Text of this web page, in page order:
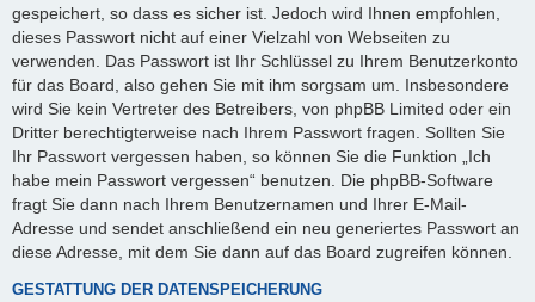
gespeichert, so dass es sicher ist. Jedoch wird Ihnen empfohlen,
dieses Passwort nicht auf einer Vielzahl von Webseiten zu
verwenden. Das Passwort ist Ihr Schlüssel zu Ihrem Benutzerkonto
für das Board, also gehen Sie mit ihm sorgsam um. Insbesondere
wird Sie kein Vertreter des Betreibers, von phpBB Limited oder ein
Dritter berechtigterweise nach Ihrem Passwort fragen. Sollten Sie
Ihr Passwort vergessen haben, so können Sie die Funktion „Ich
habe mein Passwort vergessen“ benutzen. Die phpBB-Software
fragt Sie dann nach Ihrem Benutzernamen und Ihrer E-Mail-
Adresse und sendet anschließend ein neu generiertes Passwort an
diese Adresse, mit dem Sie dann auf das Board zugreifen können.
GESTATTUNG DER DATENSPEICHERUNG